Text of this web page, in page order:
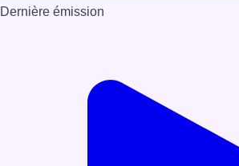
Dernière émission